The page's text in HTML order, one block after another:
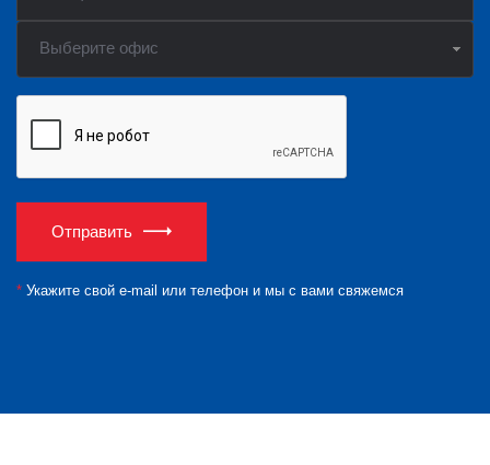
Выберите офис
Отправить
* Укажите свой e-mail или телефон и мы с вами свяжемся